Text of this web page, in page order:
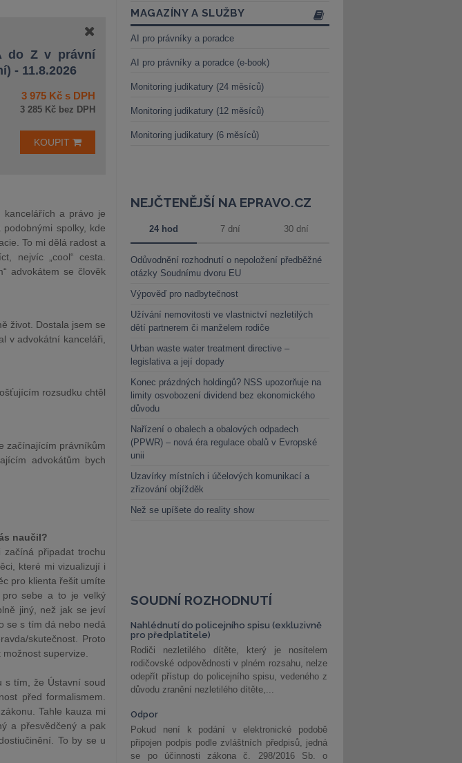
do Z v právní
- 11.8.2026
3 975 Kč s DPH
3 285 Kč bez DPH
KOUPIT
a právo je
spolky, kde
To mi dělá radost a
nejvíc „cool“ cesta.
advokátem se člověk
život. Dostala jsem se
v advokátní kanceláři,
rozsudku chtěl
začínajícím právníkům
advokátům bych
naučil?
připadat trochu
které mi vizualizují i
pro klienta řešit umíte
sebe a to je velký
jiný, než jak se jeví
se s tím dá nebo nedá
skutečnost. Proto
supervize.
s tím, že Ústavní soud
před formalismem.
Tahle kauza mi
a přesvědčený a pak
To by se u
MAGAZÍNY A SLUŽBY
AI pro právníky a poradce
AI pro právníky a poradce (e-book)
Monitoring judikatury (24 měsíců)
Monitoring judikatury (12 měsíců)
Monitoring judikatury (6 měsíců)
NEJČTENĚJŠÍ NA EPRAVO.CZ
24 hod 7 dní 30 dní
Odůvodnění rozhodnutí o nepoložení předběžné
otázky Soudnímu dvoru EU
Výpověď pro nadbytečnost
Užívání nemovitosti ve vlastnictví nezletilých
dětí partnerem či manželem rodiče
Urban waste water treatment directive –
legislativa a její dopady
Konec prázdných holdingů? NSS upozorňuje na
limity osvobození dividend bez ekonomického
důvodu
Nařízení o obalech a obalových odpadech
(PPWR) – nová éra regulace obalů v Evropské
unii
Uzavírky místních i účelových komunikací a
zřizování objížděk
Než se upíšete do reality show
SOUDNÍ ROZHODNUTÍ
Nahlédnutí do policejního spisu (exkluzivně
pro předplatitele)
Rodiči nezletilého dítěte, který je nositelem
rodičovské odpovědnosti v plném rozsahu, nelze
odepřít přístup do policejního spisu, vedeného z
důvodu zranění nezletilého dítěte,...
Odpor
Pokud není k podání v elektronické podobě
připojen podpis podle zvláštních předpisů, jedná
se po účinnosti zákona č. 298/2016 Sb. o